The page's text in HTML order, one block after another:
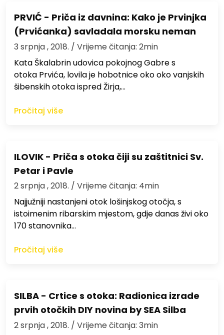
PRVIĆ - Priča iz davnina: Kako je Prvinjka
(Prvićanka) savladala morsku neman
3 srpnja , 2018. / Vrijeme čitanja: 2min
Kata Škalabrin udovica pokojnog Gabre s
otoka Prvića, lovila je hobotnice oko oko vanjskih
šibenskih otoka ispred Žirja,…
Pročitaj više
ILOVIK - Priča s otoka čiji su zaštitnici Sv.
Petar i Pavle
2 srpnja , 2018. / Vrijeme čitanja: 4min
Najjužniji nastanjeni otok lošinjskog otočja, s
istoimenim ribarskim mjestom, gdje danas živi oko
170 stanovnika…
Pročitaj više
SILBA - Crtice s otoka: Radionica izrade
prvih otočkih DIY novina by SEA Silba
2 srpnja , 2018. / Vrijeme čitanja: 3min